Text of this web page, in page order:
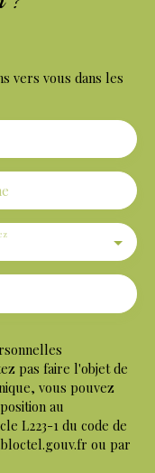
vers vous dans les
pas faire l'objet de
vous pouvez
au
L223-1 du code de
ou par